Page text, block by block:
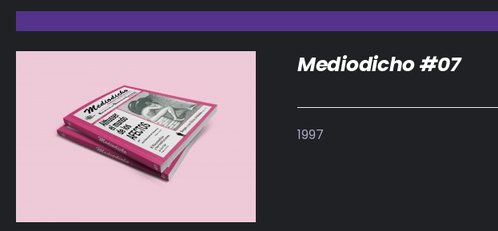
DETALLES
Mediodicho #07
1997